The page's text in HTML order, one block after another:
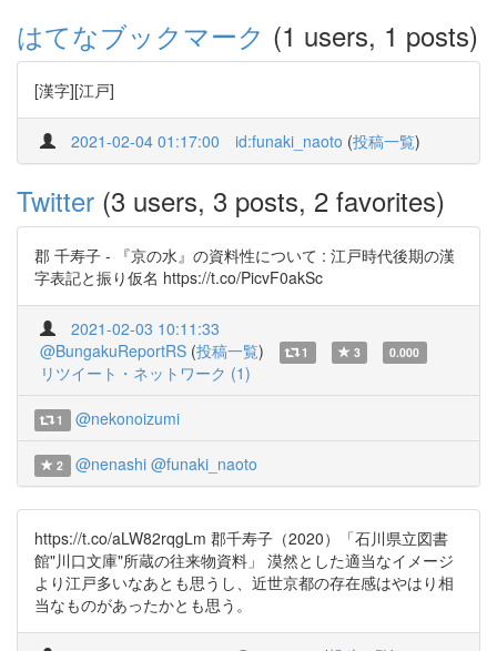
はてなブックマーク (1 users, 1 posts)
[漢字][江戸]
2021-02-04 01:17:00 id:funaki_naoto (投稿一覧)
Twitter (3 users, 3 posts, 2 favorites)
郡 千寿子 - 『京の水』の資料性について : 江戸時代後期の漢
字表記と振り仮名 https://t.co/PicvF0akSc
2021-02-03 10:11:33
@BungakuReportRS (投稿一覧) 1 3 0.000
リツイート・ネットワーク (1)
1 @nekonoizumi
2 @nenashi @funaki_naoto
https://t.co/aLW82rqgLm 郡千寿子（2020）「石川県立図書
館"川口文庫"所蔵の往来物資料」 漠然とした適当なイメージ
より江戸多いなあとも思うし、近世京都の存在感はやはり相
当なものがあったかとも思う。